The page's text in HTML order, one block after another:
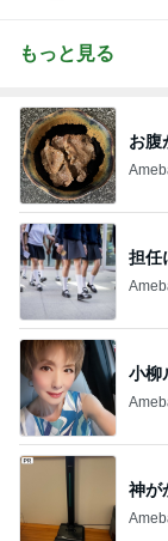
もっと見る
お腹
担任
小柳
神が